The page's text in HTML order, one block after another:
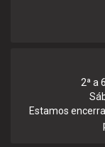
2ª a
Estamos